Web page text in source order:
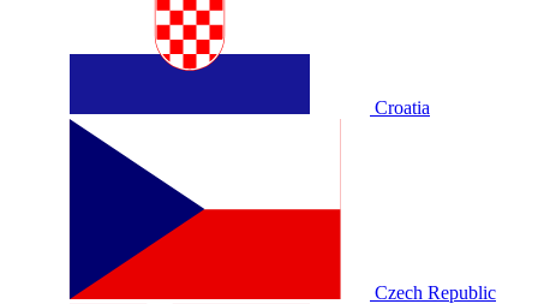
Croatia
Czech Republic